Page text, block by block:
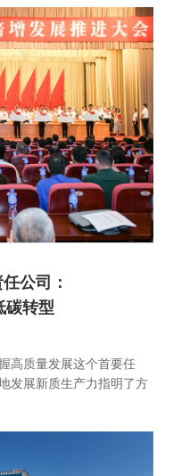
公司：
碳转型
高质量发展这个首要任
发展新质生产力指明了方